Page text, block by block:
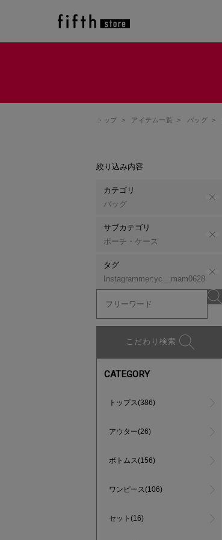
トップ > アイテム一覧 > バッグ >
絞り込み内容
カテゴリ
バッグ
サブカテゴリ
ポーチ・ケース
タグ
Instagrammer:yc__mam0628
こだわり検索
CATEGORY
トップス(386)
アウター(26)
ボトムス(156)
ワンピース(106)
セット(16)